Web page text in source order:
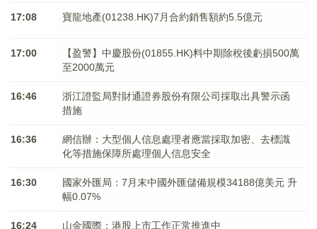
17:08 寶龍地產(01238.HK)7月合約銷售額約5.5億元
17:00
【盈警】中慶股份(01855.HK)料中期除稅後虧損500萬
至2000萬元
16:46
浙江證監局對財通證券股份有限公司採取出具警示函
措施
16:36
網信辦：大型個人信息處理者應當採取加密、去標識
化等措施保障所處理個人信息安全
16:30
國家外匯局：7月末中國外匯儲備規模34188億美元 升
幅0.07%
16:24 山金國際：港股上市工作正常推進中